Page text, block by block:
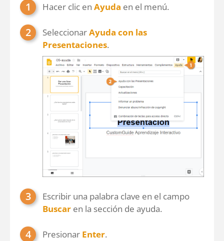
Hacer clic en Ayuda en el menú.
SeleccionarAyuda con las
Presentaciones.
Escribir una palabra clave en el campo
Buscar en la sección de ayuda.
Presionar Enter.